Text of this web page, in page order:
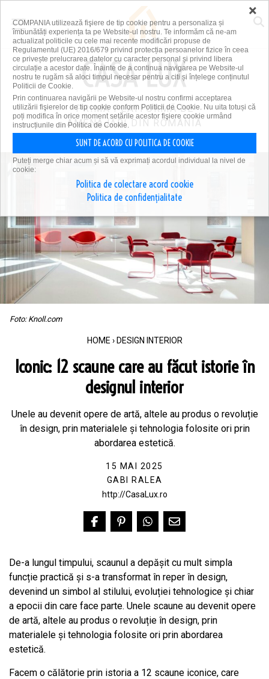
PRIMA PLATFORMĂ DE
AMENAJĂRI DIN ROMÂNIA
Foto: Knoll.com
HOME › DESIGN INTERIOR
Iconic: 12 scaune care au făcut istorie în
designul interior
Unele au devenit opere de artă, altele au produs o revoluție
în design, prin materialele și tehnologia folosite ori prin
abordarea estetică.
15 MAI 2025
GABI RALEA
http://CasaLux.ro
De-a lungul timpului, scaunul a depășit cu mult simpla
funcție practică și s-a transformat în reper în design,
devenind un simbol al stilului, evoluției tehnologice și chiar
a epocii din care face parte. Unele scaune au devenit opere
de artă, altele au produs o revoluție în design, prin
materialele și tehnologia folosite ori prin abordarea
estetică.
Facem o călătorie prin istoria a 12 scaune iconice, care
×
COMPANIA utilizează fişiere de tip cookie pentru a personaliza și
îmbunătăți experiența ta pe Website-ul nostru. Te informăm că ne-am
actualizat politicile cu cele mai recente modificări propuse de
Regulamentul (UE) 2016/679 privind protecția persoanelor fizice în ceea
ce privește prelucrarea datelor cu caracter personal și privind libera
circulație a acestor date. Înainte de a continua navigarea pe Website-ul
nostru te rugăm să aloci timpul necesar pentru a citi și înțelege conținutul
Politicii de Cookie.
Prin continuarea navigării pe Website-ul nostru confirmi acceptarea
utilizării fişierelor de tip cookie conform Politicii de Cookie. Nu uita totuși că
poți modifica în orice moment setările acestor fişiere cookie urmând
instrucțiunile din Politica de Cookie.
SUNT DE ACORD CU POLITICA DE COOKIE
Puteți merge chiar acum și să vă exprimați acordul individual la nivel de
cookie:
Politica de colectare acord cookie
Politica de confidențialitate